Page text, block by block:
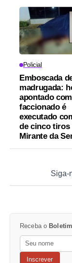
Policial
Emboscada
madrugada:
apontado
faccionado é
executado
de cinco tiros
Mirante da
Siga-
Receba o
Inscrever